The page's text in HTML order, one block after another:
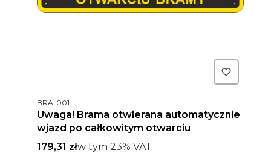
Kod produktu
BRA-001
Uwaga! Brama otwierana automatycznie
wjazd po całkowitym otwarciu
Cena brutto
179,31 złw tym %s VAT
w tym 23% VAT